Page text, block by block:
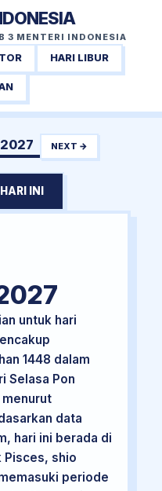
3 MENTERI INDONESIA
HARI LIBUR
NEXT →
INI
untuk hari
1448 dalam
Selasa Pon
menurut
data
hari ini berada di
Pisces, shio
periode